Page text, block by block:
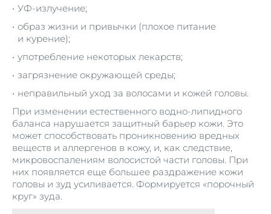
УФ-излучение;
образ жизни и привычки (плохое питание
и курение);
употребление некоторых лекарств;
загрязнение окружающей среды;
неправильный уход за волосами и кожей головы.
При изменении естественного водно-липидного
баланса нарушается защитный барьер кожи. Это
может способствовать проникновению вредных
веществ и аллергенов в кожу, и, как следствие,
микровоспалениям волосистой части головы. При
них появляется еще большее раздражение кожи
головы и зуд усиливается. Формируется «порочный
круг» зуда.